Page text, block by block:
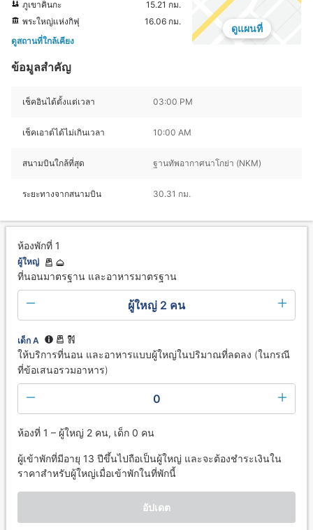
ภูเขาคินกะ
15.21 กม.
พระใหญ่แห่งกิฟุ
16.06 กม.
ดูสถานที่ใกล้เคียง
ดูแผนที่
ข้อมูลสำคัญ
เช็คอินได้ตั้งแต่เวลา 03:00 PM
เช็คเอาต์ได้ไม่เกินเวลา 10:00 AM
สนามบินใกล้ที่สุด ฐานทัพอากาศนาโกย่า (NKM)
ระยะทางจากสนามบิน 30.31 กม.
ห้องพักที่ 1
ผู้ใหญ่
ที่นอนมาตรฐาน และอาหารมาตรฐาน
ผู้ใหญ่ 2 คน
เด็ก A
ให้บริการที่นอน และอาหารแบบผู้ใหญ่ในปริมาณที่ลดลง (ในกรณี
ที่ข้อเสนอรวมอาหาร)
0
ห้องที่ 1 – ผู้ใหญ่ 2 คน, เด็ก 0 คน
ผู้เข้าพักที่มีอายุ 13 ปีขึ้นไปถือเป็นผู้ใหญ่ และจะต้องชำระเงินใน
ราคาสำหรับผู้ใหญ่เมื่อเข้าพักในที่พักนี้
อัปเดต